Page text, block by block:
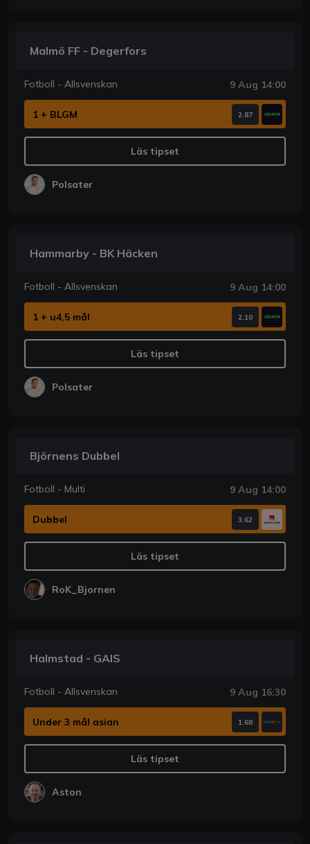
Malmö FF - Degerfors
Fotboll - Allsvenskan 9 Aug 14:00
1 + BLGM 2.87
Läs tipset
Polsater
Hammarby - BK Häcken
Fotboll - Allsvenskan 9 Aug 14:00
1 + u4,5 mål 2.10
Läs tipset
Polsater
Björnens Dubbel
Fotboll - Multi 9 Aug 14:00
Dubbel 3.62
Läs tipset
RoK_Bjornen
Halmstad - GAIS
Fotboll - Allsvenskan 9 Aug 16:30
Under 3 mål asian 1.68
Läs tipset
Aston